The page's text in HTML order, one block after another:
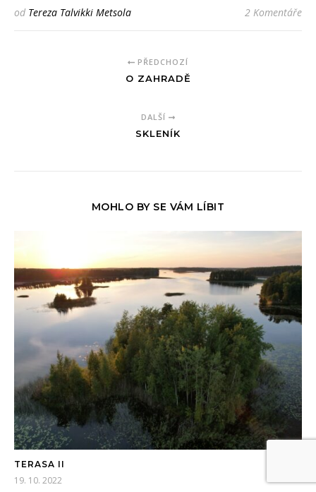
od Tereza Talvikki Metsola 2 Komentáře
PŘEDCHOZÍ
O ZAHRADĚ
DALŠÍ
SKLENÍK
MOHLO BY SE VÁM LÍBIT
TERASA II
19. 10. 2022